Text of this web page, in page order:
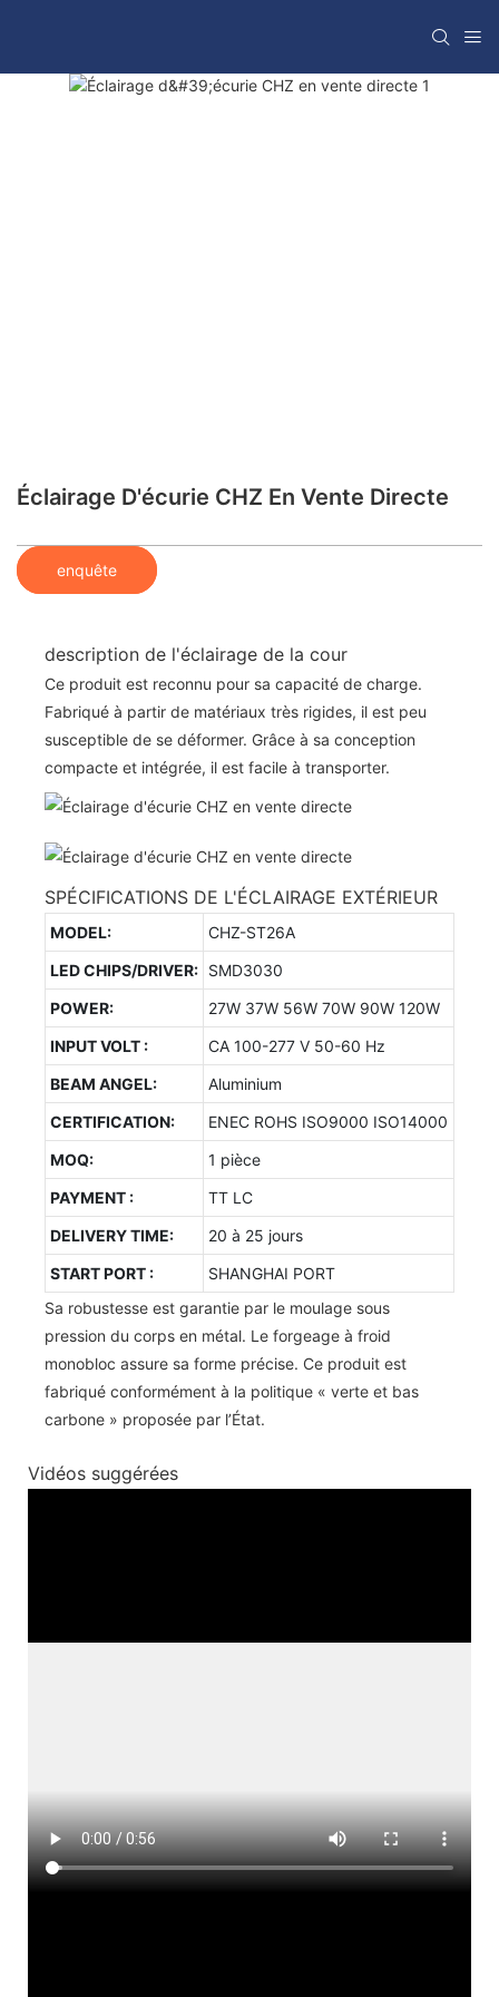
Éclairage D'écurie CHZ En Vente Directe
enquête
description de l'éclairage de la cour
Ce produit est reconnu pour sa capacité de charge.
Fabriqué à partir de matériaux très rigides, il est peu
susceptible de se déformer. Grâce à sa conception
compacte et intégrée, il est facile à transporter.
SPÉCIFICATIONS DE L'ÉCLAIRAGE EXTÉRIEUR
MODEL:
CHZ-ST26A
LED CHIPS/DRIVER: SMD3030
POWER:
27W 37W 56W 70W 90W 120W
INPUT VOLT :
CA 100-277 V 50-60 Hz
BEAM ANGEL:
Aluminium
CERTIFICATION:
ENEC ROHS ISO9000 ISO14000
MOQ:
1 pièce
PAYMENT :
TT LC
DELIVERY TIME:
20 à 25 jours
START PORT :
SHANGHAI PORT
Sa robustesse est garantie par le moulage sous
pression du corps en métal. Le forgeage à froid
monobloc assure sa forme précise. Ce produit est
fabriqué conformément à la politique « verte et bas
carbone » proposée par l’État.
Vidéos suggérées